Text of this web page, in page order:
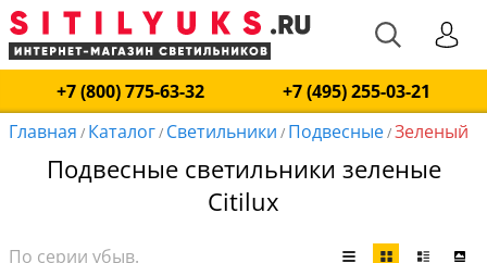
+7 (800) 775-63-32
+7 (495) 255-03-21
Главная / Каталог/ Светильники / Подвесные/Зеленый
Подвесные светильники зеленые
Citilux